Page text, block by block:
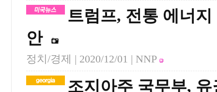
트럼프, 전통 에너
안
정치/경제 | 2020/12/01 | NNP
조지아주 국무부,